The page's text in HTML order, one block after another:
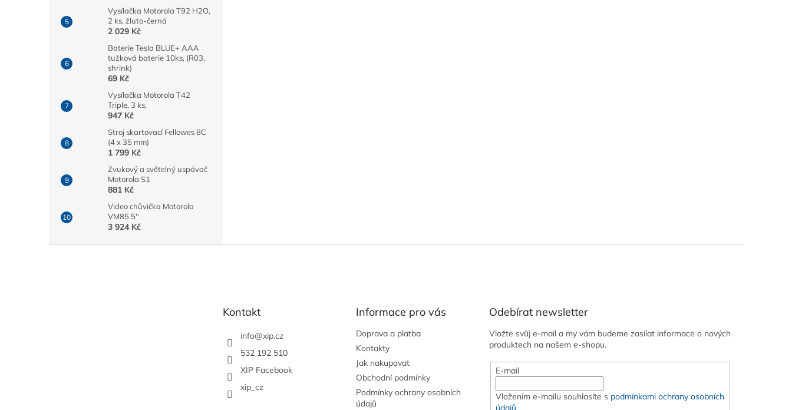
Vysílačka Motorola T92 H2O,
2 ks, žluto-černá
2 029 Kč
Baterie Tesla BLUE+ AAA
tužková baterie 10ks, (R03,
shrink)
69 Kč
Vysílačka Motorola T42
Triple, 3 ks,
947 Kč
Stroj skartovací Fellowes 8C
(4 x 35 mm)
1 799 Kč
Zvukový a světelný uspávač
Motorola S1
881 Kč
Video chůvička Motorola
VM85 5''
3 924 Kč
Kontakt
info@xip.cz
532 192 510
XIP Facebook
xip_cz
Informace pro vás
Doprava a platba
Kontakty
Jak nakupovat
Obchodní podmínky
Podmínky ochrany osobních
údajů
Odebírat newsletter
Vložte svůj e-mail a my vám budeme zasílat informace o nových
produktech na našem e-shopu.
E-mail
Vložením e-mailu souhlasíte s podmínkami ochrany osobních
údajů